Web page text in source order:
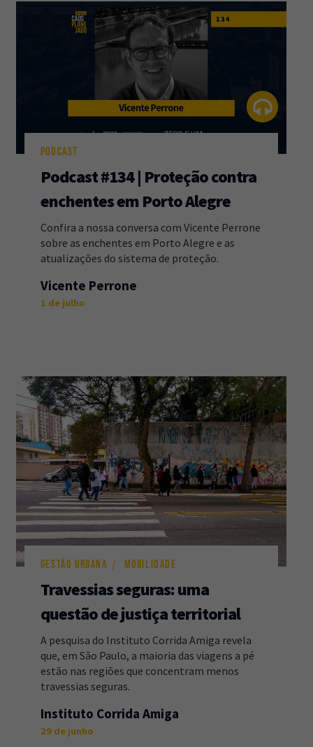
PODCAST
Podcast #134 | Proteção contra
enchentes em Porto Alegre
Confira a nossa conversa com Vicente Perrone
sobre as enchentes em Porto Alegre e as
atualizações do sistema de proteção.
Vicente Perrone
1 de julho
GESTÃO URBANA MOBILIDADE
Travessias seguras: uma
questão de justiça territorial
A pesquisa do Instituto Corrida Amiga revela
que, em São Paulo, a maioria das viagens a pé
estão nas regiões que concentram menos
travessias seguras.
Instituto Corrida Amiga
29 de junho